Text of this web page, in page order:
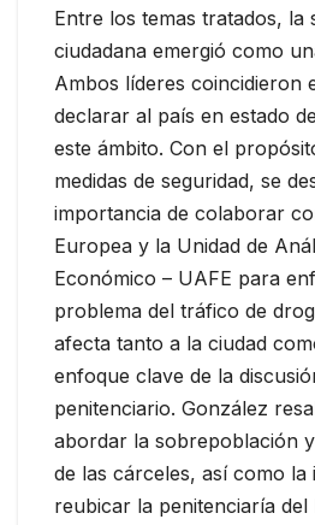
Entre los temas tratados, la
ciudadana emergió como
Ambos líderes coincidieron
declarar al país en estado
este ámbito. Con el
medidas de seguridad, se
importancia de colaborar
Europea y la Unidad de
Económico – UAFE para
problema del tráfico de
afecta tanto a la ciudad
enfoque clave de la
penitenciario. González
abordar la sobrepoblación
de las cárceles, así como la
reubicar la penitenciaría